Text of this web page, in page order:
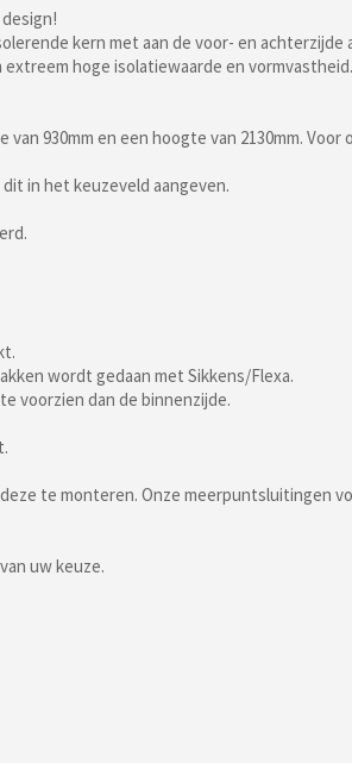
kern met aan de voor- en achterzijde
hoge isolatiewaarde en
930mm en een hoogte van 2130mm.
in het keuzeveld aangeven.
wordt gedaan met Sikkens/Flexa.
voorzien dan de binnenzijde.
te monteren. Onze meerpuntsluitingen
uw keuze.